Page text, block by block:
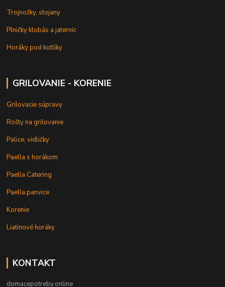
Trojnožky, stojany
Plničky klobás a jaterníc
Horáky pod kotlíky
GRILOVANIE - KORENIE
Grilovacie súpravy
Rošty na grilovanie
Palice, vidličky
Paella s horákom
Paella Catering
Paella panvice
Korenie
Liatinové horáky
KONTAKT
domacepotreby.online